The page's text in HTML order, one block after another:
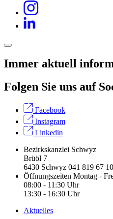
Immer aktuell
Folgen Sie uns auf
Facebook
Instagram
Linkedin
Bezirkskanzlei Schwyz
Brüöl 7
6430 Schwyz 041 819 67 10
Öffnungszeiten Montag -
08:00 - 11:30 Uhr
13:30 - 16:30 Uhr
Aktuelles